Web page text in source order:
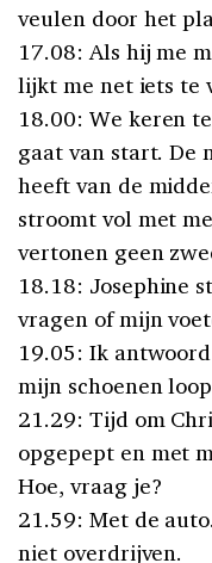
veulen door het
17.08: Als hij me
lijkt me net iets te
18.00: We keren
gaat van start. De
heeft van de
stroomt vol met
vertonen geen
18.18: Josephine
vragen of mijn
19.05: Ik
mijn schoenen
21.29: Tijd om
opgepept en met
Hoe, vraag je?
21.59: Met de
niet overdrijven.